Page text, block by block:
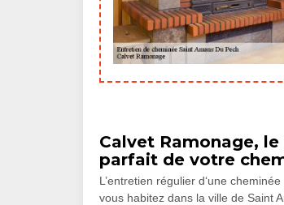
Calvet Ramonage,
parfait de votre
L’entretien régulier d‘une
vous habitez dans la ville de Saint